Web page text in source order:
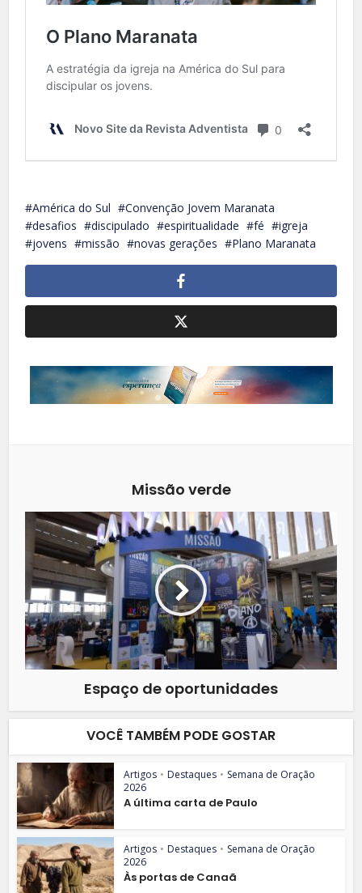
América do Sul
Convenção Jovem Maranata
desafios
discipulado espiritualidade fé
igreja
jovens
missão novas gerações Plano Maranata
Missão verde
Espaço de oportunidades
VOCÊ TAMBÉM PODE GOSTAR
Artigos • Destaques • Semana de Oração
2026
A última carta de Paulo
Artigos • Destaques • Semana de Oração
2026
Às portas de Canaã